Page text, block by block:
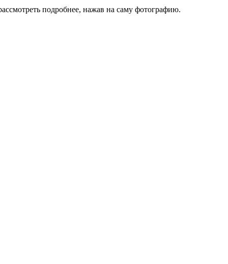
подробнее, нажав на саму фотографию.